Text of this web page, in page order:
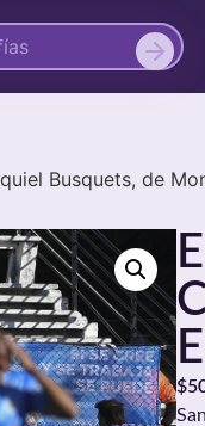
Busquets, de
$